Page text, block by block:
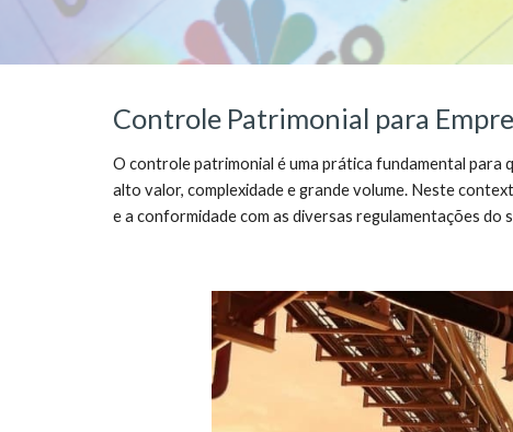
Controle Patrimonial para
O controle patrimonial é uma prática fundamental para
alto valor, complexidade e grande volume. Neste
e a conformidade com as diversas regulamentações do